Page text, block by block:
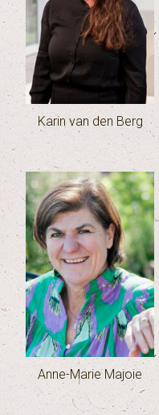
Karin van den Berg
Anne-Marie Majoie